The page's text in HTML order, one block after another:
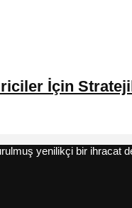
İçin
yenilikçi bir ihracat